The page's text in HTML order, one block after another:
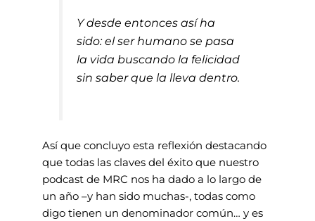
Y desde entonces así ha
sido: el ser humano se pasa
la vida buscando la felicidad
sin saber que la lleva dentro.
Así que concluyo esta reflexión destacando
que todas las claves del éxito que nuestro
podcast de MRC nos ha dado a lo largo de
un año –y han sido muchas-, todas como
digo tienen un denominador común… y es